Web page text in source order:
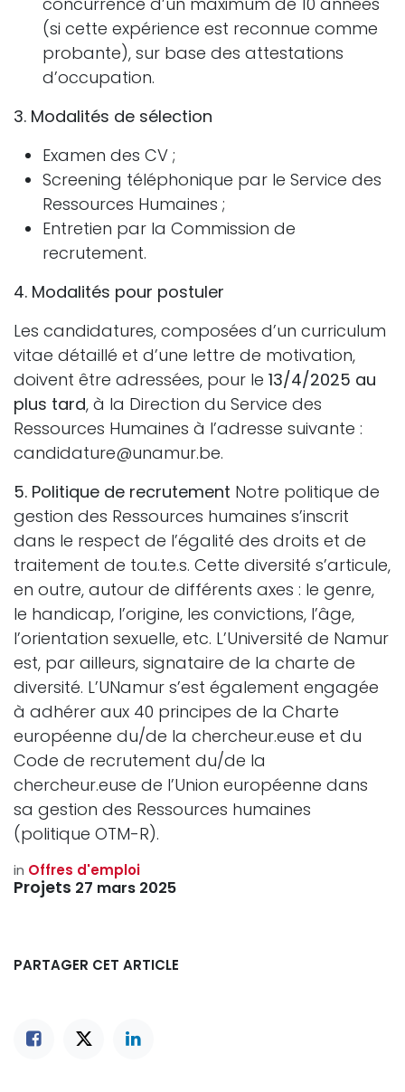
(si cette expérience est reconnue comme
probante), sur base des attestations
d’occupation.
3. Modalités de sélection
Examen des CV ;
Screening téléphonique par le Service des
Ressources Humaines ;
Entretien par la Commission de
recrutement.
4. Modalités pour postuler
Les candidatures, composées d’un curriculum
vitae détaillé et d’une lettre de motivation,
doivent être adressées, pour le 13/4/2025 au
plus tard, à la Direction du Service des
Ressources Humaines à l’adresse suivante :
candidature@unamur.be.
5. Politique de recrutement Notre politique de
gestion des Ressources humaines s’inscrit
dans le respect de l’égalité des droits et de
traitement de tou.te.s. Cette diversité s’articule,
en outre, autour de différents axes : le genre,
le handicap, l’origine, les convictions, l’âge,
l’orientation sexuelle, etc. L’Université de Namur
est, par ailleurs, signataire de la charte de
diversité. L’UNamur s’est également engagée
à adhérer aux 40 principes de la Charte
européenne du/de la chercheur.euse et du
Code de recrutement du/de la
chercheur.euse de l’Union européenne dans
sa gestion des Ressources humaines
(politique OTM-R).
in Offres d'emploi
Projets 27 mars 2025
PARTAGER CET ARTICLE